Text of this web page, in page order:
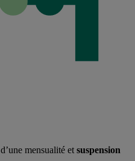
d’une mensualité et suspension